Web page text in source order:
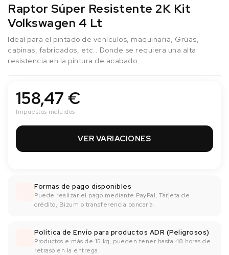
Raptor Súper Resistente 2K Kit
Volkswagen 4 Lt
Ideal para el pintado de vehículos, maquinaria, Grúas,
cabinas, fabricados, etc.. Donde se requiera una alta
resistencia en la pintura de acabado
158,47 €
Impuestos incluidos
VER VARIACIONES
Formas de pago disponibles
Puede realizar el pago mediante PayPal, Tarjeta de
crédito, Bizum o transferencia bancaría.
Política de Envío para productos ADR (Peligrosos)
Productos e más de 15 kg, pueden tener hasta 48 horas de
retraso en la entrega.